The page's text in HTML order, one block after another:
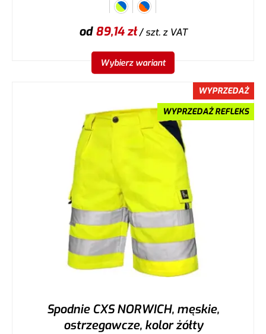
od89,14zł/ szt.z VAT
Wybierz wariant
WYPRZEDAŻ
WYPRZEDAŻ REFLEKS
Spodnie CXS NORWICH, męskie,
ostrzegawcze, kolor żółty